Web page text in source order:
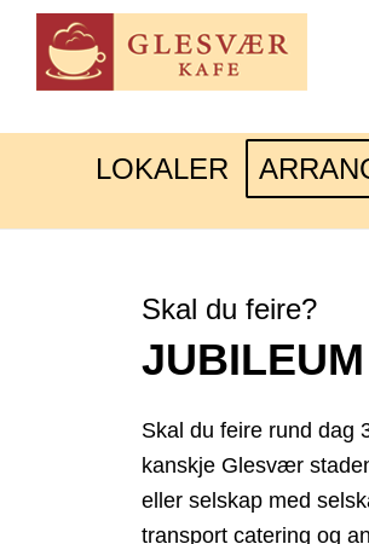
LOKALER
Skal du feire?
JUBILEUM
Skal du feire rund dag
kanskje Glesvær
eller selskap med
transport catering og